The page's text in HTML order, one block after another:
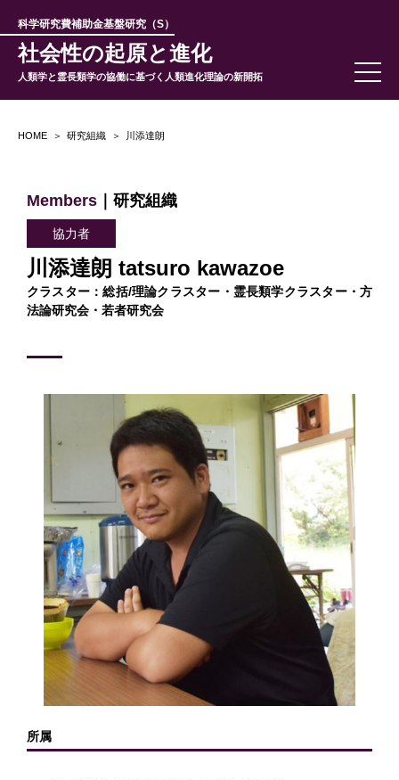
科学研究費補助金基盤研究（S）
社会性の起原と進化
人類学と霊長類学の協働に基づく人類進化理論の新開拓
HOME 研究組織 川添達朗
Members ｜研究組織
協力者
川添達朗 tatsuro kawazoe
クラスター：総括/理論クラスター・霊長類学クラスター・方
法論研究会・若者研究会
所属